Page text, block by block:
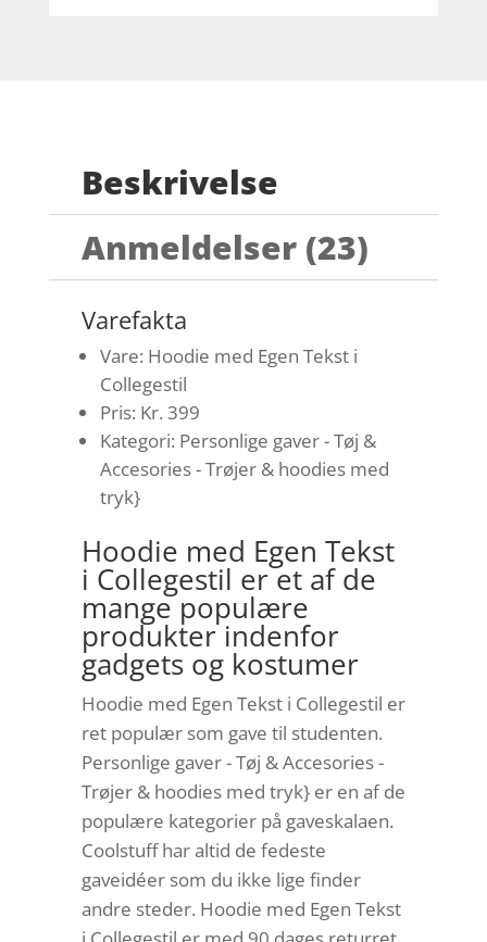
Beskrivelse
Anmeldelser (23)
Varefakta
Vare: Hoodie med Egen Tekst i
Collegestil
Pris: Kr. 399
Kategori: Personlige gaver - Tøj &
Accesories - Trøjer & hoodies med
tryk}
Hoodie med Egen Tekst
i Collegestil er et af de
mange populære
produkter indenfor
gadgets og kostumer
Hoodie med Egen Tekst i Collegestil er
ret populær som gave til studenten.
Personlige gaver - Tøj & Accesories -
Trøjer & hoodies med tryk} er en af de
populære kategorier på gaveskalaen.
Coolstuff har altid de fedeste
gaveidéer som du ikke lige finder
andre steder. Hoodie med Egen Tekst